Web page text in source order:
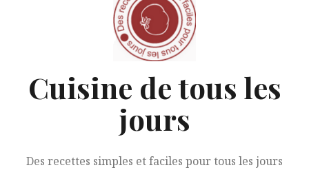
Cuisine de tous les
jours
Des recettes simples et faciles pour tous les jours